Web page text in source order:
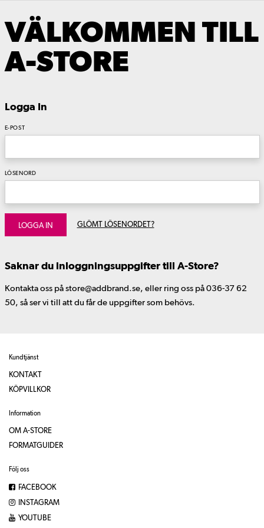
VÄLKOMMEN TILL
A-STORE
Logga In
E-POST
LÖSENORD
LOGGA IN GLÖMT LÖSENORDET?
Saknar du inloggningsuppgifter till A-Store?
Kontakta oss på store@addbrand.se, eller ring oss på 036-37 62
50, så ser vi till att du får de uppgifter som behövs.
Kundtjänst
KONTAKT
KÖPVILLKOR
Information
OM A-STORE
FORMATGUIDER
Följ oss
FACEBOOK
INSTAGRAM
YOUTUBE